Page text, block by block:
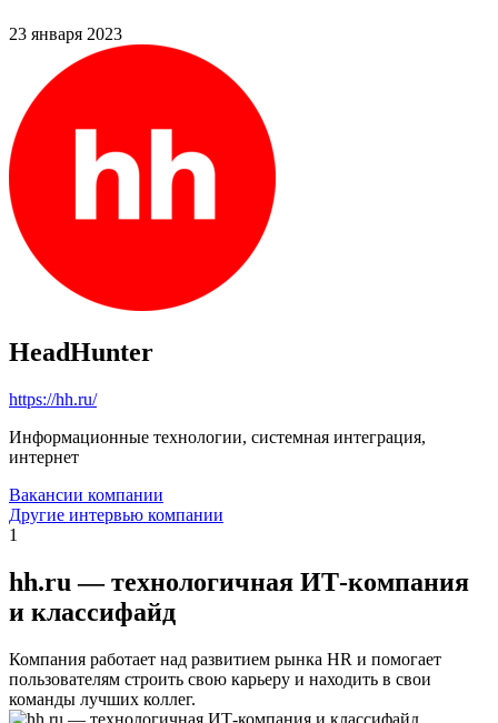
23 января 2023
HeadHunter
https://hh.ru/
Информационные технологии, системная интеграция,
интернет
Вакансии компании
Другие интервью компании
1
hh.ru — технологичная ИТ-компания
и классифайд
Компания работает над развитием рынка HR и помогает
пользователям строить свою карьеру и находить в свои
команды лучших коллег.